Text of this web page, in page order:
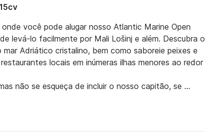
você pode alugar nosso Atlantic Marine Open
levá-lo facilmente por Mali Lošinj e além. Descubra o
Adriático cristalino, bem como saboreie peixes e
locais em inúmeras ilhas menores ao redor
não se esqueça de incluir o nosso capitão, se
equipamentos de segurança, coletes salva-